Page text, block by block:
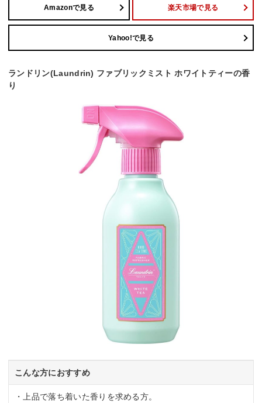
Amazonで見る 楽天市場で見る
Yahoo!で見る
ランドリン(Laundrin) ファブリックミスト ホワイトティーの香
り
こんな方におすすめ
・上品で落ち着いた香りを求める方。